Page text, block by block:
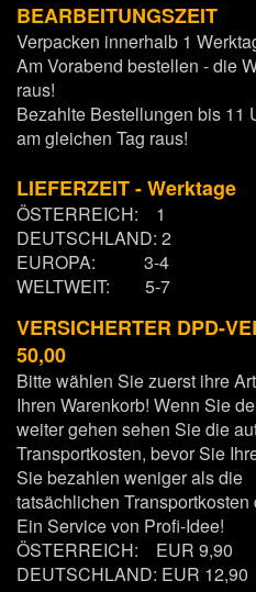
BEARBEITUNGSZEIT
Verpacken innerhalb 1
Am Vorabend bestellen - die
raus!
Bezahlte Bestellungen bis 11
am gleichen Tag raus!
LIEFERZEIT - Werktage
ÖSTERREICH: 1
DEUTSCHLAND: 2
EUROPA: 3-4
WELTWEIT: 5-7
VERSICHERTER DPD-
50,00
Bitte wählen Sie zuerst ihre
Ihren Warenkorb! Wenn Sie
weiter gehen sehen Sie die
Transportkosten, bevor Sie
Sie bezahlen weniger als die
tatsächlichen
Ein Service von Profi-Idee!
ÖSTERREICH: EUR 9,90
DEUTSCHLAND: EUR 12,90